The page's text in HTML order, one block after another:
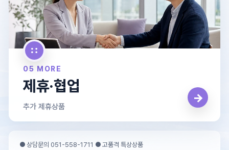
05 MORE
제휴·협업
추가 제휴상품
→
● 상담문의 051-558-1711 ● 고품격 특상상품